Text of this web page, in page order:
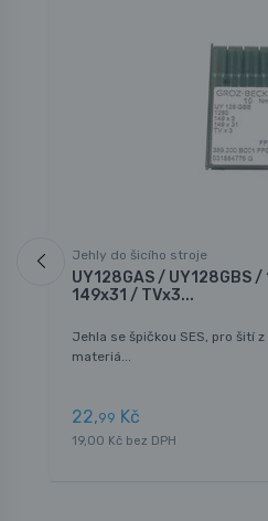
Jehly do šicího stroje
UY128GAS / UY128GBS
149x31 / TVx3...
Jehla se špičkou SES, pro šití
materiá...
22,99 Kč
19,00 Kč bez DPH